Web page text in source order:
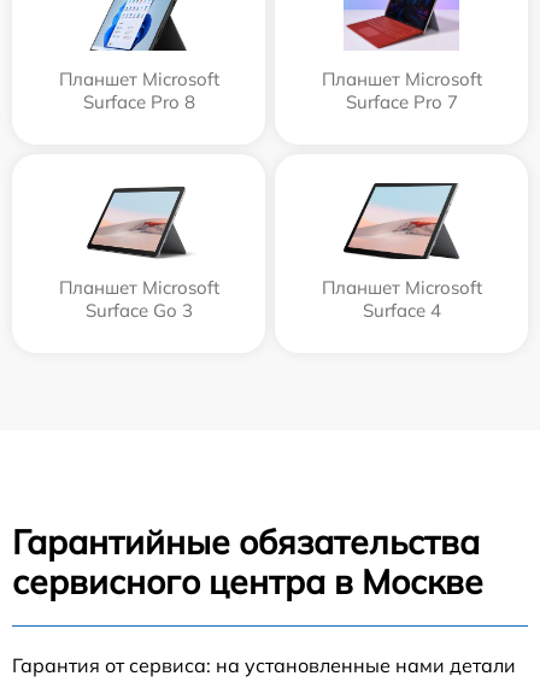
Планшет Microsoft
Surface Pro 8
Планшет Microsoft
Surface Pro 7
Планшет Microsoft
Surface Go 3
Планшет Microsoft
Surface 4
Гарантийные обязательства
сервисного центра в Москве
Гарантия от сервиса: на установленные нами детали